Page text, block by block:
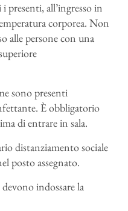
presenti, all’ingresso in
corporea. Non
alle persone con una
sono presenti
È obbligatorio
di entrare in sala.
distanziamento sociale
posto assegnato.
indossare la